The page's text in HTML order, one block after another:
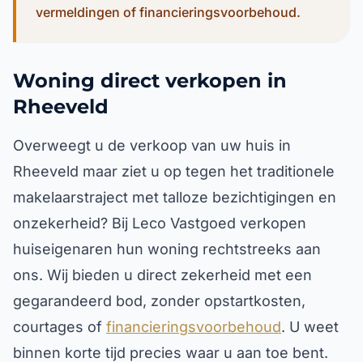
vermeldingen of financieringsvoorbehoud.
Woning direct verkopen in
Rheeveld
Overweegt u de verkoop van uw huis in
Rheeveld maar ziet u op tegen het traditionele
makelaarstraject met talloze bezichtigingen en
onzekerheid? Bij Leco Vastgoed verkopen
huiseigenaren hun woning rechtstreeks aan
ons. Wij bieden u direct zekerheid met een
gegarandeerd bod, zonder opstartkosten,
courtages of financieringsvoorbehoud. U weet
binnen korte tijd precies waar u aan toe bent.